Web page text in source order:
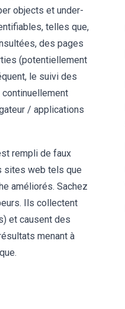
objects et under-
telles que,
des pages
(potentiellement
le suivi des
/ applications
rempli de faux
sites web tels que
améliorés. Sachez
Ils collectent
et causent des
menant à